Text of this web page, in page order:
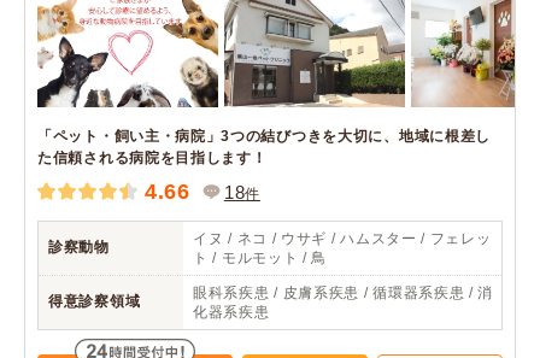
「ペット・飼い主・病院」3つの結びつきを大切に、地域に根差し
た信頼される病院を目指します！
4.66 18件
診察動物
イヌ / ネコ / ウサギ / ハムスター / フェレッ
ト / モルモット / 鳥
得意診察領域
眼科系疾患 / 皮膚系疾患 / 循環器系疾患 / 消
化器系疾患